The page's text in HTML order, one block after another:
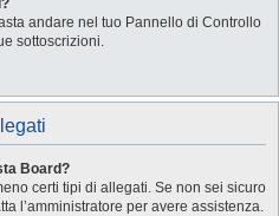
andare nel tuo Pannello di Controllo
sottoscrizioni.
Board?
certi tipi di allegati. Se non sei sicuro
l’amministratore per avere assistenza.